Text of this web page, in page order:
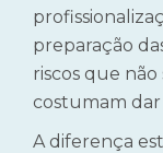
preparação
riscos que
costumam dar
A diferença